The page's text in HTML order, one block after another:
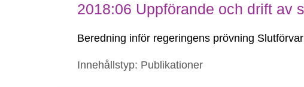
2018:06 Uppförande och drift av
Beredning inför regeringens prövning
Innehållstyp: Publikationer